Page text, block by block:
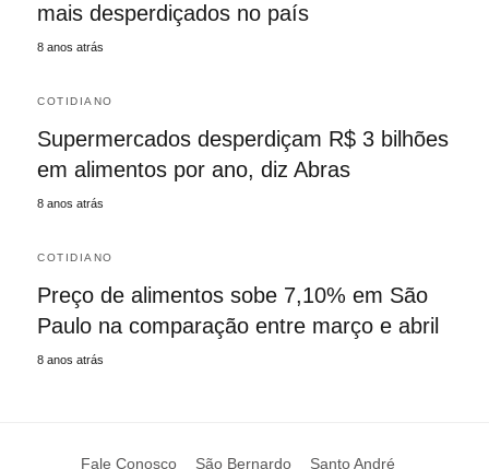
mais desperdiçados no país
8 anos atrás
COTIDIANO
Supermercados desperdiçam R$ 3 bilhões
em alimentos por ano, diz Abras
8 anos atrás
COTIDIANO
Preço de alimentos sobe 7,10% em São
Paulo na comparação entre março e abril
8 anos atrás
Fale Conosco São Bernardo Santo André